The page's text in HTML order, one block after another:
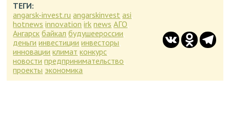
ТЕГИ:
angarsk-invest.ru,angarskinvest,asi,
hotnews,innovation,irk,news,АГО,
Ангарск,байкал,будушеероссии,
деньги,инвестиции,инвесторы,
инновации,климат,конкурс,
новости,предпринимательство,
проекты,экономика
VK